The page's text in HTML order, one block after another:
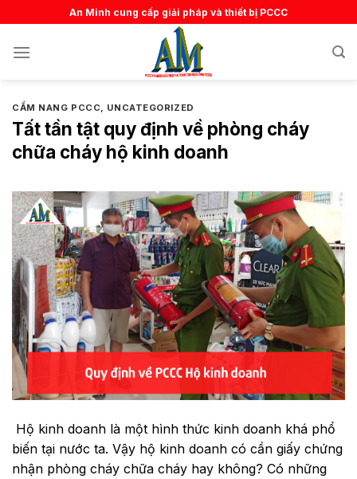
to
content
An Minh cung cấp giải pháp và thiết bị PCCC
CẨM NANG PCCC, UNCATEGORIZED
Tất tần tật quy định về phòng cháy
chữa cháy hộ kinh doanh
Hộ kinh doanh là một hình thức kinh doanh khá phổ
biến tại nước ta. Vậy hộ kinh doanh có cần giấy chứng
nhận phòng cháy chữa cháy hay không? Có những